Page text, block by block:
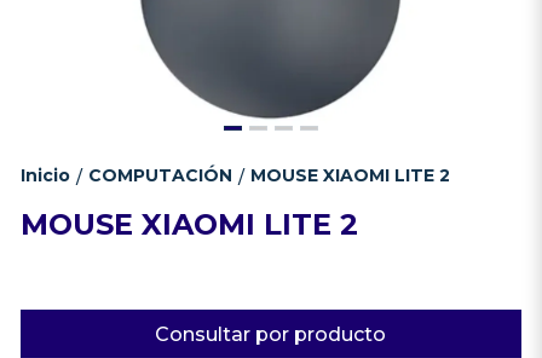
Inicio / COMPUTACIÓN / MOUSE XIAOMI LITE 2
MOUSE XIAOMI LITE 2
Consultar por producto